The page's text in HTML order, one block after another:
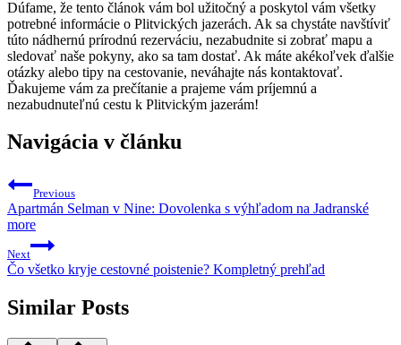
Dúfame, že tento článok vám bol užitočný a poskytol vám všetky
potrebné informácie o Plitvických jazerách. Ak sa chystáte navštíviť
túto nádhernú prírodnú rezerváciu, nezabudnite si zobrať mapu a
sledovať naše pokyny, ako sa tam dostať. Ak máte akékoľvek ďalšie
otázky alebo tipy na cestovanie, neváhajte nás kontaktovať.
Ďakujeme vám za prečítanie a prajeme vám príjemnú a
nezabudnuteľnú cestu k Plitvickým jazerám!
Navigácia v článku
Previous
Apartmán Selman v Nine: Dovolenka s výhľadom na Jadranské
more
Next
Čo všetko kryje cestovné poistenie? Kompletný prehľad
Similar Posts